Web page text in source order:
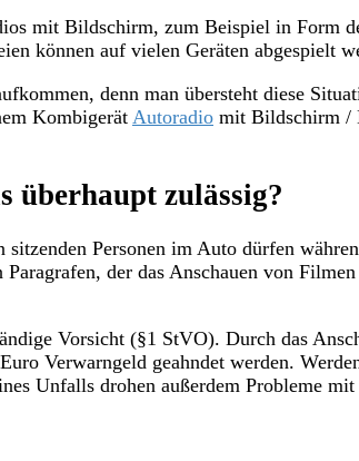
mit Bildschirm, zum Beispiel in Form
können auf vielen Geräten abgespielt
denn man übersteht diese
Kombigerät Autoradio mit Bildschirm /
überhaupt zulässig?
Personen im Auto dürfen
der das Anschauen von
Vorsicht (§1 StVO). Durch das
Verwarngeld geahndet werden.
Unfalls drohen außerdem Probleme mit